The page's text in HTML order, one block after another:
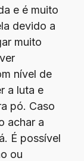
e é muito
devido a
muito
nível de
a luta e
pó. Caso
achar a
É possível
ou